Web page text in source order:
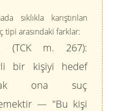
sıklıkla karıştırılan
tipi arasındaki farklar:
(TCK m. 267):
bir kişiyi hedef
ona suç
— "Bu kişi